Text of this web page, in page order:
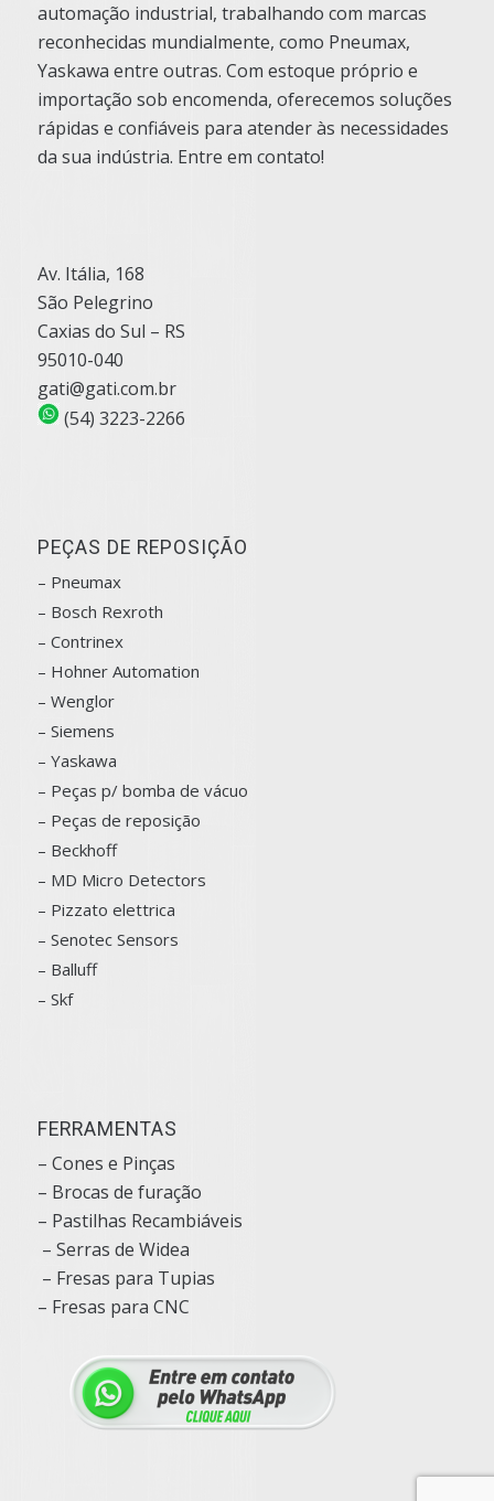
automação industrial, trabalhando com marcas
reconhecidas mundialmente, como Pneumax,
Yaskawa entre outras. Com estoque próprio e
importação sob encomenda, oferecemos soluções
rápidas e confiáveis para atender às necessidades
da sua indústria. Entre em contato!
Av. Itália, 168
São Pelegrino
Caxias do Sul – RS
95010-040
gati@gati.com.br
(54) 3223-2266
PEÇAS DE REPOSIÇÃO
– Pneumax
– Bosch Rexroth
– Contrinex
– Hohner Automation
– Wenglor
– Siemens
– Yaskawa
– Peças p/ bomba de vácuo
– Peças de reposição
– Beckhoff
– MD Micro Detectors
– Pizzato elettrica
– Senotec Sensors
– Balluff
– Skf
FERRAMENTAS
– Cones e Pinças
– Brocas de furação
– Pastilhas Recambiáveis
– Serras de Widea
– Fresas para Tupias
– Fresas para CNC